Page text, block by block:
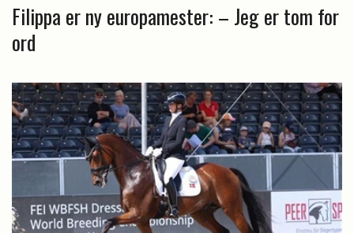
Filippa er ny europamester: – Jeg er tom for
ord